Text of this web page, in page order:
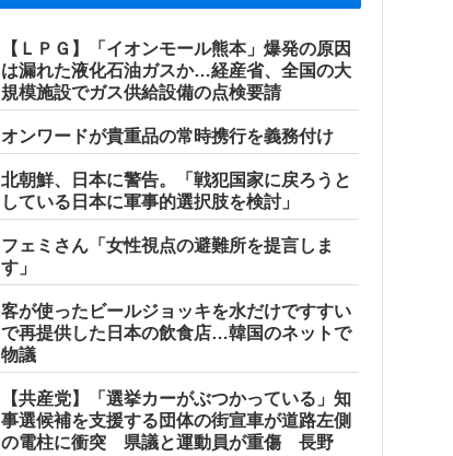
【ＬＰＧ】「イオンモール熊本」爆発の原因
は漏れた液化石油ガスか…経産省、全国の大
規模施設でガス供給設備の点検要請
オンワードが貴重品の常時携行を義務付け
北朝鮮、日本に警告。「戦犯国家に戻ろうと
している日本に軍事的選択肢を検討」
フェミさん「女性視点の避難所を提言しま
す」
客が使ったビールジョッキを水だけですすい
で再提供した日本の飲食店…韓国のネットで
物議
【共産党】「選挙カーがぶつかっている」知
事選候補を支援する団体の街宣車が道路左側
の電柱に衝突 県議と運動員が重傷 長野